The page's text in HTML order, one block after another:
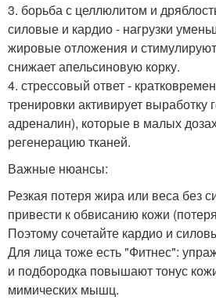
3. борьба с целлюлитом и
силовые и кардио - нагрузки
жировые отложения и
снижает апельсиновую корку.
4. стрессовый ответ -
тренировки активирует выработку
адреналин), которые в малых
регенерацию тканей.
Важные нюансы:
Резкая потеря жира или веса без
привести к обвисанию кожи
Поэтому сочетайте кардио и
Для лица тоже есть "Фитнес":
и подбородка повышают тонус
мимических мышц.